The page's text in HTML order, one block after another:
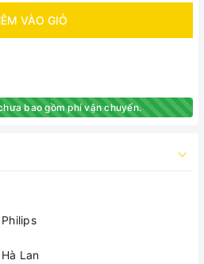
VÀO GIỎ
bao gồm phí vận chuyển.
Philips
Hà Lan